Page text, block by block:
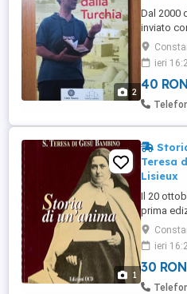
2
Dal 2000
inviato
di Roma.
"Finestra
fondata
vive
popolo
ieri
40 RON
1
Teresa
Lisieux
Il 20
prima
opera in
per
umana e
sue
anche
ieri
30 RON